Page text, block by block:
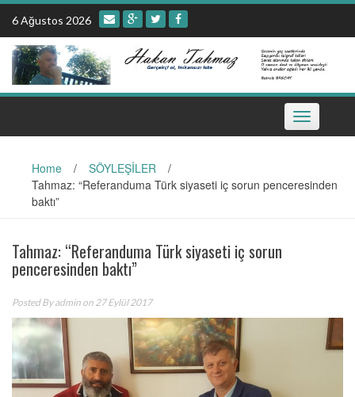
Skip
content
6 Ağustos 2026
Toggle
navigation
Home / SÖYLEŞİLER
/
Tahmaz: “Referanduma Türk siyaseti iç sorun penceresinden
baktı”
Tahmaz: “Referanduma Türk siyaseti iç sorun
penceresinden baktı”
Posted Byadmin on 27 Eylül 2017